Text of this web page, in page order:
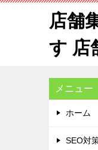
店舗
す 店
メニュー
ホーム
SEO対